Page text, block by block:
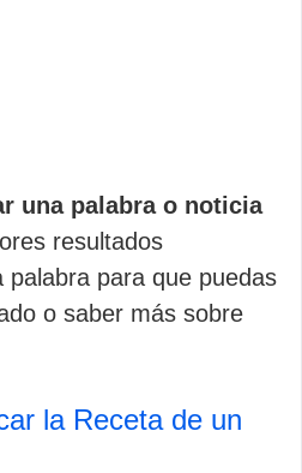
una palabra o noticia
resultados
palabra para que puedas
o saber más sobre
la Receta de un